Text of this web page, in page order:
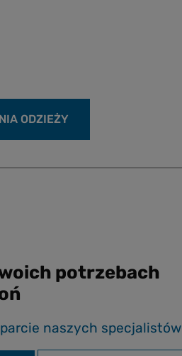
ODZIEŻY
potrzebach
naszych specjalistów